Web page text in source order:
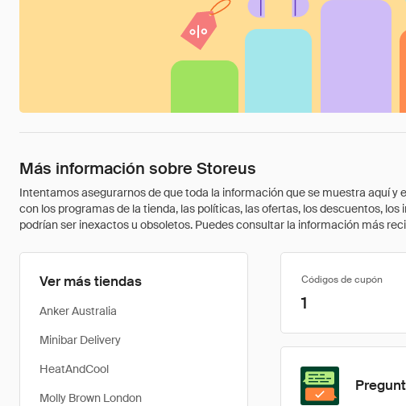
Más información sobre Storeus
Intentamos asegurarnos de que toda la información que se muestra aquí
con los programas de la tienda, las políticas, las ofertas, los descuentos,
podrían ser inexactos u obsoletos. Puedes consultar la información más
Ver más tiendas
Anker Australia
Minibar Delivery
HeatAndCool
Molly Brown London
Códigos de cupón
1